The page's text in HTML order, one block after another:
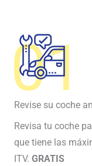
01
Revise su coche
Revisa tu coche
que tiene las
ITV. GRATIS